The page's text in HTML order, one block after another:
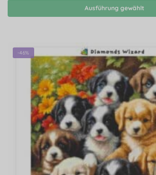
Ausführung gewählt
-46%